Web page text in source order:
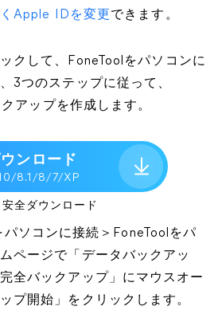
Apple IDを変更 できます。
クして、FoneToolをパソコンに
3つのステップに従って、
アップを作成します。
ンロード
8.1/8/7/XP
安全ダウンロード
パソコンに接続＞FoneToolをパ
ページで「データバックアッ
全バックアップ」にマウスオー
プ開始」をクリックします。